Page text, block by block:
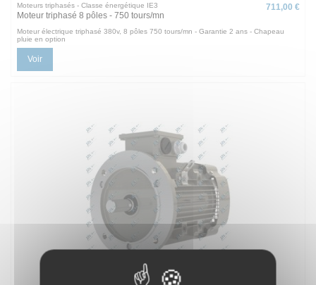
Moteurs triphasés - Classe énergétique IE3
Moteur triphasé 8 pôles - 750 tours/mn
711,00 €
Moteur électrique triphasé 380v, 8 pôles 750 tours/mn - Garantie 2 ans - Chapeau
pluie en option
Voir